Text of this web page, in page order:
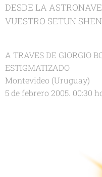
DESDE LA
VUESTRO SETUN
A TRAVES DE GIORGIO
ESTIGMATIZADO
Montevideo (Uruguay)
5 de febrero 2005. 00:30